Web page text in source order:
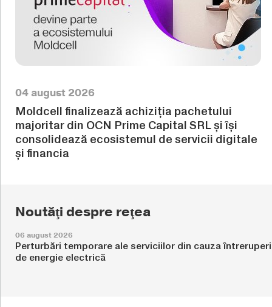
04 august 2026
Moldcell finalizează achiziția pachetului
majoritar din OCN Prime Capital SRL și își
consolidează ecosistemul de servicii digitale
și financia
Noutăţi despre reţea
06 august 2026
Perturbări temporare ale serviciilor din cauza
de energie electrică